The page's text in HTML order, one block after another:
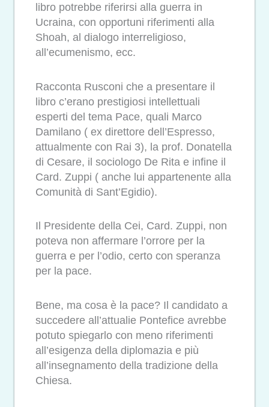
libro potrebbe riferirsi alla guerra in
Ucraina, con opportuni riferimenti alla
Shoah, al dialogo interreligioso,
all’ecumenismo, ecc.
Racconta Rusconi che a presentare il
libro c’erano prestigiosi intellettuali
esperti del tema Pace, quali Marco
Damilano ( ex direttore dell’Espresso,
attualmente con Rai 3), la prof. Donatella
di Cesare, il sociologo De Rita e infine il
Card. Zuppi ( anche lui appartenente alla
Comunità di Sant’Egidio).
Il Presidente della Cei, Card. Zuppi, non
poteva non affermare l’orrore per la
guerra e per l’odio, certo con speranza
per la pace.
Bene, ma cosa è la pace? Il candidato a
succedere all’attualie Pontefice avrebbe
potuto spiegarlo con meno riferimenti
all’esigenza della diplomazia e più
all’insegnamento della tradizione della
Chiesa.